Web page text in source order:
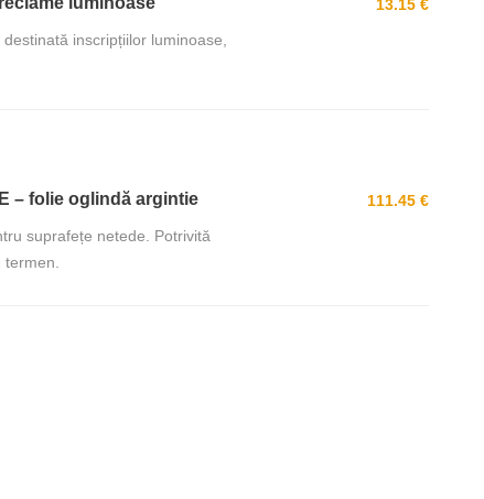
inscripțiilor luminoase,
13.15 €
– folie oglindă argintie
suprafețe netede. Potrivită
111.45 €